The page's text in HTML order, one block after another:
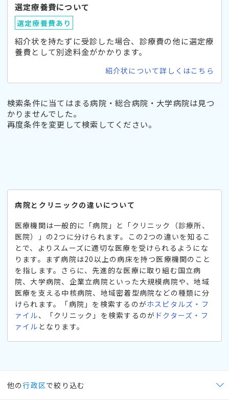
選定療養費について
選定療養費あり
紹介状を持たずに受診した場合、診療費の他に選定療
養費として別途料金がかかります。
紹介状について詳しくはこちら
検索条件に当てはまる病院・総合病院・大学病院は見つ
かりませんでした。
再度条件を変更して検索してください。
病院とクリニックの違いについて
医療機関は一般的に「病院」と「クリニック（診療所、
医院）」の2つに分けられます。この2つの違いを知るこ
とで、よりスムーズに適切な医療を受けられるようにな
ります。まず病院は20以上の病床を持つ医療機関のこと
を指します。さらに、先進的な医療に取り組む国立病
院、大学病院、企業立病院といった大規模病院や、地域
医療を支える中核病院、地域密着型病院などの種類に分
けられます。「病院」を検索するのがホスピタルズ・フ
ァイル、「クリニック」を検索するのが ドクターズ・フ
ァイル となります。
他の行政区で絞り込む